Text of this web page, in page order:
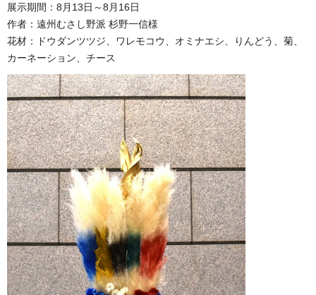
展示期間：8月13日～8月16日
作者：遠州むさし野派 杉野一信様
花材：ドウダンツツジ、ワレモコウ、オミナエシ、りんどう、菊、
カーネーション、チース